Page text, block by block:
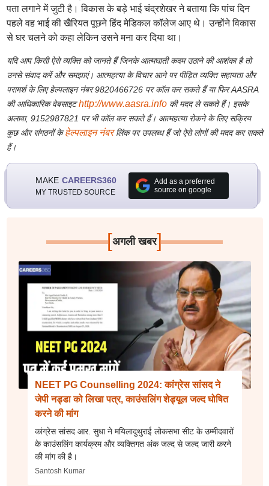
पता लगाने में जुटी है। विकास के बड़े भाई चंद्रशेखर ने बताया कि पांच दिन
पहले वह भाई की खैरियत पूछने हिंद मेडिकल कॉलेज आए थे। उन्होंने विकास
से घर चलने को कहा लेकिन उसने मना कर दिया था।
यदि आप किसी ऐसे व्यक्ति को जानते हैं जिनके आत्मघाती कदम उठाने की आशंका है तो
उनसे संवाद करें और समझाएं। आत्महत्या के विचार आने पर पीड़ित व्यक्ति सहायता और
परामर्श के लिए हेल्पलाइन नंबर 9820466726 पर कॉल कर सकते हैं या फिर AASRA
की आधिकारिक वेबसाइटhttp://www.aasra.infoकी मदद ले सकते हैं। इसके
अलावा, 9152987821 पर भी कॉल कर सकते हैं। आत्महत्या रोकने के लिए सक्रिय
कुछ और संगठनों केहेल्पलाइन नंबरलिंक पर उपलब्ध हैं जो ऐसे लोगों की मदद कर सकते
हैं।
MAKE CAREERS360
MY TRUSTED SOURCE
Add as a preferred
source on google
[अगली खबर]
NEET PG Counselling 2024: कांग्रेस सांसद ने
जेपी नड्डा को लिखा पत्र, काउंसलिंग शेड्यूल जल्द घोषित
करने की मांग
कांग्रेस सांसद आर. सुधा ने मयिलादुथुराई लोकसभा सीट के उम्मीदवारों
के काउंसलिंग कार्यक्रम और व्यक्तिगत अंक जल्द से जल्द जारी करने
की मांग की है।
Santosh Kumar